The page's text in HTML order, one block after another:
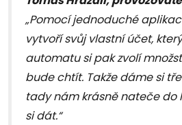
„Pomocí jednoduché
vytvoří svůj vlastní účet,
automatu si pak zvolí
bude chtít. Takže dáme si
tady nám krásně nateče do
si dát.“